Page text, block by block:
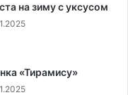
на зиму с уксусом
«Тирамису»